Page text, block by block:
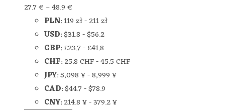
27.7€–48.9€
PLN:119 zł-211 zł
USD:$31.8-$56.2
GBP:£23.7-£41.8
CHF:25.8 CHF-45.5 CHF
JPY:5,098 ¥-8,999 ¥
CAD:$44.7-$78.9
CNY:214.8 ¥-379.2 ¥